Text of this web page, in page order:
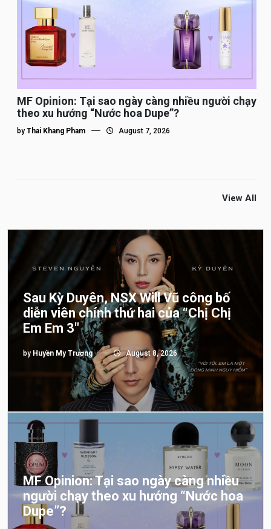
MF Opinion: Tại sao ngày càng nhiều người chạy
theo xu hướng “Nước hoa Dupe”?
by Thai Khang Pham August 7, 2026
View All
Sau Kỳ Duyên, NSX Will Vũ công bố
diễn viên chính thứ hai của “Chị Chị
Em Em 3″
by Huyền My Trương August 8, 2026
MF Opinion: Tại sao ngày càng nhiều
người chạy theo xu hướng “Nước hoa
Dupe”?